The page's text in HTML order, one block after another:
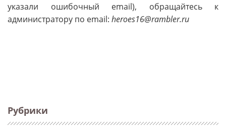
Рубрики
указали ошибочный email), обращайтесь к
администратору по email: heroes16@rambler.ru